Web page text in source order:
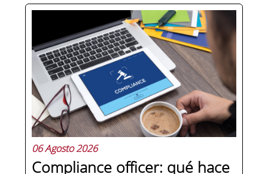
Hay personas que ocupan puestos de
dirección y hay personas que lideran.
La diferencia no está en el cargo ni en
la antigüedad, sino en un conjunto de
competencias que se pueden
aprender, practicar y medir. Si te
preguntas qué separa a un directivo...
06 Agosto 2026
Compliance officer: qué hace